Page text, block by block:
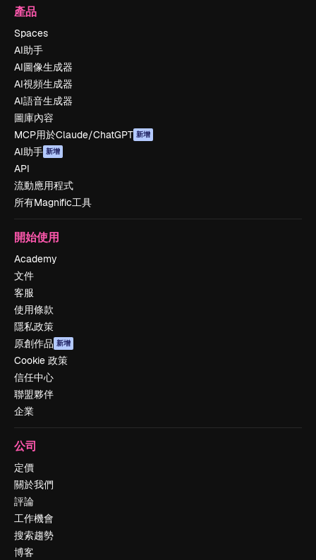
產品
Spaces
AI助手
AI圖像生成器
AI視頻生成器
AI語音生成器
圖庫內容
MCP用於Claude/ChatGPT 新增
AI助手 新增
API
流動應用程式
所有Magnific工具
開始使用
Academy
文件
客服
使用條款
隱私政策
原創作品 新增
Cookie 政策
信任中心
聯盟夥伴
企業
公司
定價
關於我們
評論
工作機會
搜索趨勢
博客